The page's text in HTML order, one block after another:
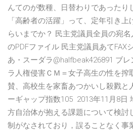
んてのが数種、日替わりであったり
「高齢者の活躍」って、定年引き
らいまでか？ 民主党議員全員の宛
のPDFファイル 民主党議員あてFAX
あ・スーダラ@halfbeak426891 ブ
ラ人権侵害ＣＭ＝女子高生の性を搾
賛、高校生を家畜あつかいし殺戮と
ーギャップ指数105 2013年11月8日
方自治体が抱える課題について検討
制がなされており，誤ることなく事